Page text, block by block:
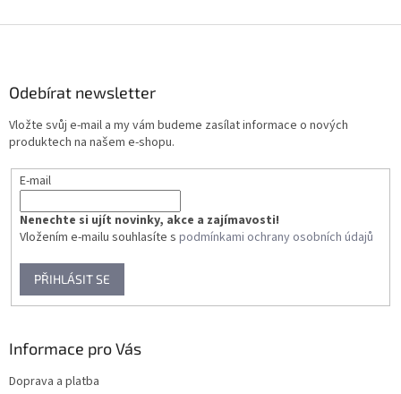
Odebírat newsletter
Vložte svůj e-mail a my vám budeme zasílat informace o nových
produktech na našem e-shopu.
E-mail
Nenechte si ujít novinky, akce a zajímavosti!
Vložením e-mailu souhlasíte s podmínkami ochrany osobních údajů
PŘIHLÁSIT SE
Informace pro Vás
Doprava a platba